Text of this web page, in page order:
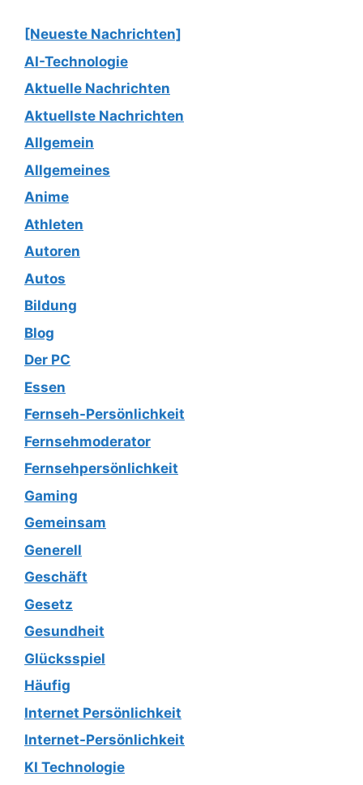
[Neueste Nachrichten]
AI-Technologie
Aktuelle Nachrichten
Aktuellste Nachrichten
Allgemein
Allgemeines
Anime
Athleten
Autoren
Autos
Bildung
Blog
Der PC
Essen
Fernseh-Persönlichkeit
Fernsehmoderator
Fernsehpersönlichkeit
Gaming
Gemeinsam
Generell
Geschäft
Gesetz
Gesundheit
Glücksspiel
Häufig
Internet Persönlichkeit
Internet-Persönlichkeit
KI Technologie